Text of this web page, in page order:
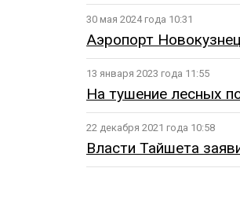
30 мая 2024 года 10:31
Аэропорт
13 января 2023 года 11:55
На тушение лесных
22 декабря 2021 года 10:58
Власти Тайшета